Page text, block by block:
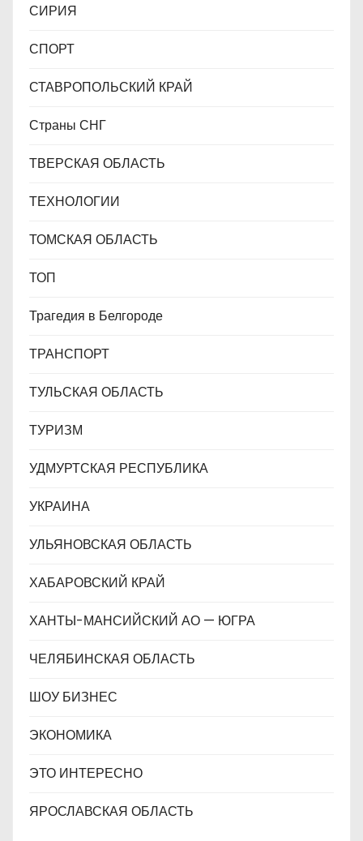
СИРИЯ
СПОРТ
СТАВРОПОЛЬСКИЙ КРАЙ
Страны СНГ
ТВЕРСКАЯ ОБЛАСТЬ
ТЕХНОЛОГИИ
ТОМСКАЯ ОБЛАСТЬ
ТОП
Трагедия в Белгороде
ТРАНСПОРТ
ТУЛЬСКАЯ ОБЛАСТЬ
ТУРИЗМ
УДМУРТСКАЯ РЕСПУБЛИКА
УКРАИНА
УЛЬЯНОВСКАЯ ОБЛАСТЬ
ХАБАРОВСКИЙ КРАЙ
ХАНТЫ-МАНСИЙСКИЙ АО — ЮГРА
ЧЕЛЯБИНСКАЯ ОБЛАСТЬ
ШОУ БИЗНЕС
ЭКОНОМИКА
ЭТО ИНТЕРЕСНО
ЯРОСЛАВСКАЯ ОБЛАСТЬ